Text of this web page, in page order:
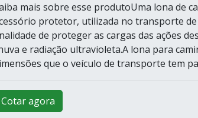
mais sobre esse produtoUma lona de
protetor, utilizada no transporte
de proteger as cargas das ações
e radiação ultravioleta.A lona para
que o veículo de transporte tem
Cotar agora